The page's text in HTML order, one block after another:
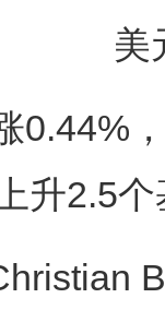
美
0.44%
升2.5